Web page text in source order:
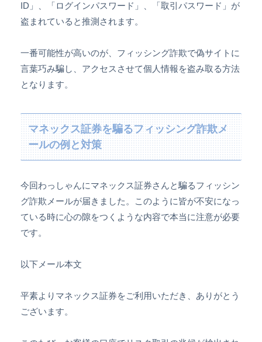
ID」、「ログインパスワード」、「取引パスワード」が
盗まれていると推測されます。
一番可能性が高いのが、フィッシング詐欺で偽サイトに
言葉巧み騙し、アクセスさせて個人情報を盗み取る方法
となります。
マネックス証券を騙るフィッシング詐欺メ
ールの例と対策
今回わっしゃんにマネックス証券さんと騙るフィッシン
グ詐欺メールが届きました。このように皆が不安になっ
ている時に心の隙をつくような内容で本当に注意が必要
です。
以下メール本文
平素よりマネックス証券をご利用いただき、ありがとう
ございます。